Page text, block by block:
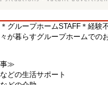
グループホームSTAFF＊経
が暮らすグループホームで
事≫
どの生活サポート